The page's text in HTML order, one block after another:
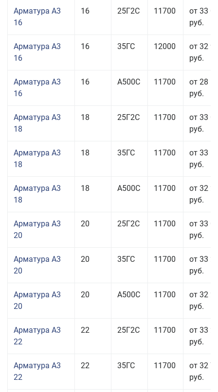
Арматура А3
16
16 25Г2С 11700
от 33
руб.
Арматура А3
16
16 35ГС 12000
от 32
руб.
Арматура А3
16
16 А500С 11700
от 28
руб.
Арматура А3
18
18 25Г2С 11700
от 33
руб.
Арматура А3
18
18 35ГС 11700
от 33
руб.
Арматура А3
18
18 А500С 11700
от 32
руб.
Арматура А3
20
20 25Г2С 11700
от 33
руб.
Арматура А3
20
20 35ГС 11700
от 33
руб.
Арматура А3
20
20 А500С 11700
от 32
руб.
Арматура А3
22
22 25Г2С 11700
от 33
руб.
Арматура А3
22
22 35ГС 11700
от 32
руб.